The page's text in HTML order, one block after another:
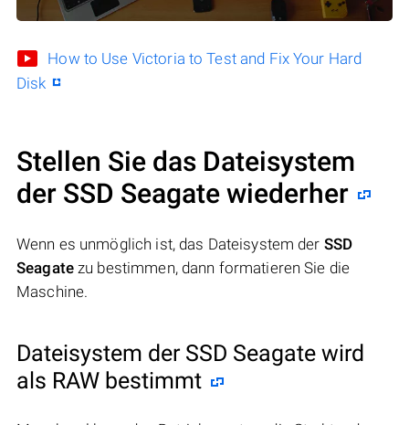
How to Use Victoria to Test and Fix Your Hard
Disk
Stellen Sie das Dateisystem
der SSD Seagate wiederher
Wenn es unmöglich ist, das Dateisystem der SSD
Seagatezu bestimmen, dann formatieren Sie die
Maschine.
Dateisystem der SSD Seagate wird
als RAW bestimmt